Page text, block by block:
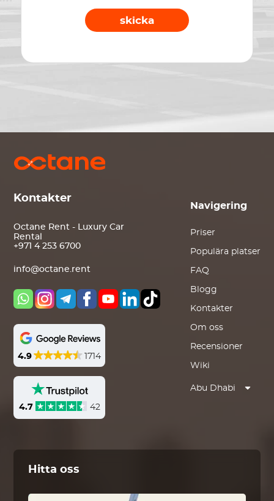
skicka
Kontakter
Octane Rent - Luxury Car
Rental
+971 4 253 6700
info@octane.rent
4.9 1714
4.7 42
Navigering
Priser
Populära platser
FAQ
Blogg
Kontakter
Om oss
Recensioner
Wiki
Abu Dhabi
Hitta oss